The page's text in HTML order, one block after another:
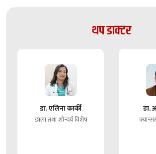
थप डाक्टर
डा. एलिना कार्की
छाला तथा शौन्दर्य विशेष
डा.